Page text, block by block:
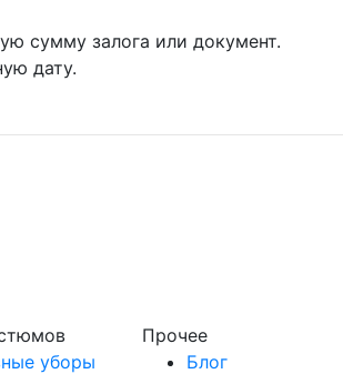
сумму залога или документ.
дату.
уборы
Прочее
Блог